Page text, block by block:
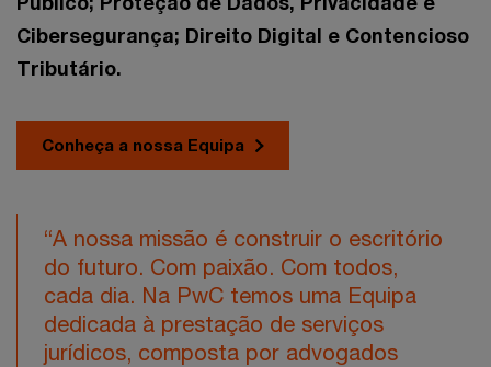
Cibersegurança; Direito Digital e Contencioso
Tributário.
Conheça a nossa Equipa
“A nossa missão é construir o escritório
do futuro. Com paixão. Com todos,
cada dia. Na PwC temos uma Equipa
dedicada à prestação de serviços
jurídicos, composta por advogados